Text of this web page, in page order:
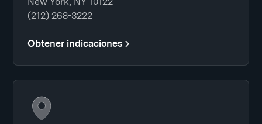
(212) 268-3222
Obtener indicaciones